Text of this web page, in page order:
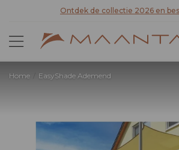
Ontdek de collectie 2026 en
Home EasyShade Ademend